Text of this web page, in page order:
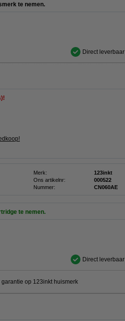
te nemen.
Direct leverbaar
Merk:
123inkt
Ons artikelnr:
000522
Nummer: CN060AE
te nemen.
Direct leverbaar
garantie op 123inkt huismerk